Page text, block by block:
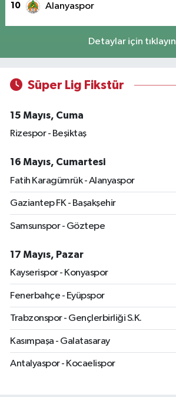
10 Alanyaspor
Detaylar için tıklayın
Süper Lig Fikstür
15 Mayıs, Cuma
Rizespor - Beşiktaş
16 Mayıs, Cumartesi
Fatih Karagümrük - Alanyaspor
Gaziantep FK - Başakşehir
Samsunspor - Göztepe
17 Mayıs, Pazar
Kayserispor - Konyaspor
Fenerbahçe - Eyüpspor
Trabzonspor - Gençlerbirliği S.K.
Kasımpaşa - Galatasaray
Antalyaspor - Kocaelispor